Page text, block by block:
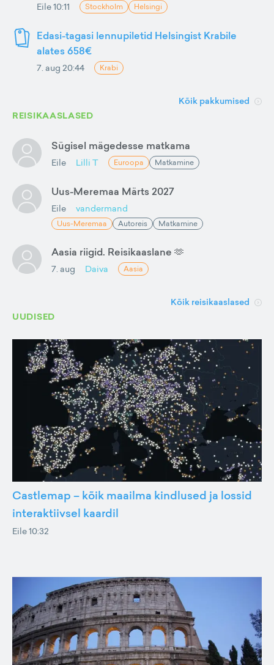
Eile 10:11 Stockholm Helsingi
Edasi-tagasi lennupiletid Helsingist Krabile
alates 658€
7. aug 20:44 Krabi
Kõik pakkumised
REISIKAASLASED
Sügisel mägedesse matkama
Eile Lilli T Euroopa Matkamine
Uus-Meremaa Märts 2027
Eile vandermand
Uus-Meremaa Autoreis Matkamine
Aasia riigid. Reisikaaslane 🫶
7. aug Daiva Aasia
Kõik reisikaaslased
UUDISED
Castlemap – kõik maailma kindlused ja lossid
interaktiivsel kaardil
Eile 10:32